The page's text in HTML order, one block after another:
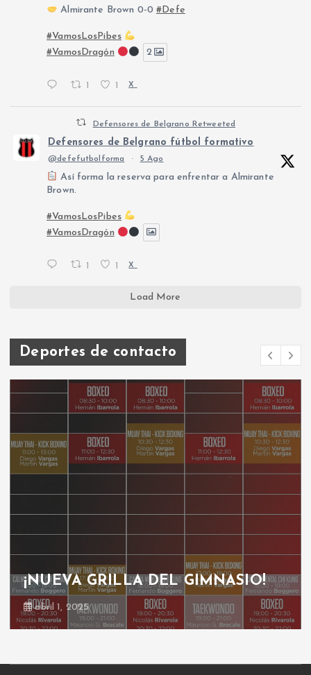
Almirante Brown 0-0#Defe
#VamosLosPibes
#VamosDragón
2
1 1 X
Defensores de Belgrano Retweeted
Defensores de Belgrano fútbol formativo
@defefutbolforma · 5 Ago
Así forma la reserva para enfrentar a Almirante
Brown.
#VamosLosPibes
#VamosDragón
1 1 X
Load More
Deportes de contacto
¡NUEVA GRILLA DEL GIMNASIO!
abril 1, 2025